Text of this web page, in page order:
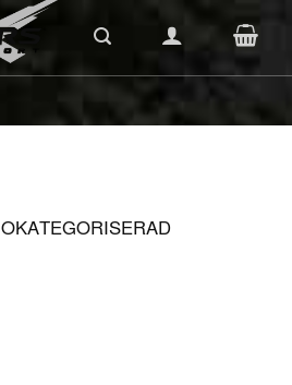
OKATEGORISERAD